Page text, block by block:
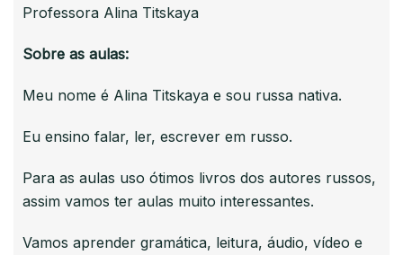
Professora Alina Titskaya
Sobre as aulas:
Meu nome é Alina Titskaya e sou russa nativa.
Eu ensino falar, ler, escrever em russo.
Para as aulas uso ótimos livros dos autores russos,
assim vamos ter aulas muito interessantes.
Vamos aprender gramática, leitura, áudio, vídeo e